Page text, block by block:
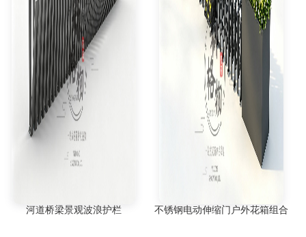
河道桥梁景观波浪护栏 不锈钢电动伸缩门户外花箱组合